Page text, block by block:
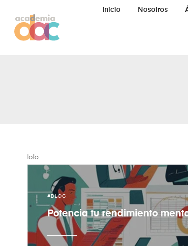
Inicio Nosotros
lolo
BLOG
Potencia tu rendimiento